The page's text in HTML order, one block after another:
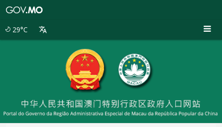
29°C